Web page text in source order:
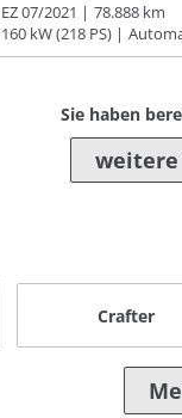
EZ 07/2021
78.888 km
160 kW (218 PS)
Sie haben
weitere
Crafter